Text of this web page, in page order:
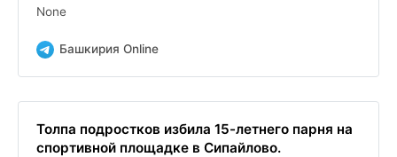
None
Башкирия Online
Толпа подростков избила 15-летнего парня на
спортивной площадке в Сипайлово.